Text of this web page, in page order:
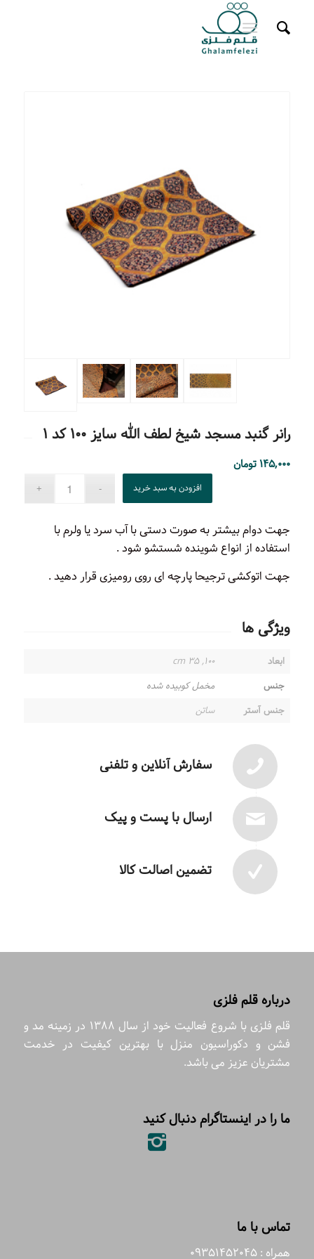
رانر گنبد مسجد شیخ لطف الله سایز ۱۰۰ کد ۱
۱۴۵,۰۰۰ تومان
افزودن به سبد خرید
جهت دوام بیشتر به صورت دستی با آب سرد یا ولرم با
استفاده از انواع شوینده شستشو شود .
جهت اتوکشی ترجیحا پارچه ای روی رومیزی قرار دهید .
ویژگی ها
ابعاد
۱۰۰, ۳۵ cm
جنس
مخمل کوبیده شده
جنس آستر
ساتن
سفارش آنلاین و تلفنی
ارسال با پست و پیک
تضمین اصالت کالا
درباره قلم فلزی
قلم فلزی با شروع فعالیت خود از سال 1388 در زمینه مد و
فشن و دکوراسیون منزل با بهترین کیفیت در خدمت
مشتریان عزیز می باشد.
ما را در اینستاگرام دنبال کنید
تماس با ما
همراه : 09351452045